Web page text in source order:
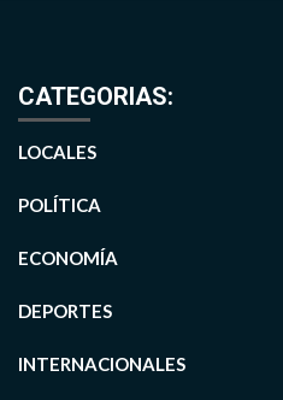
CATEGORIAS:
LOCALES
POLÍTICA
ECONOMÍA
DEPORTES
INTERNACIONALES